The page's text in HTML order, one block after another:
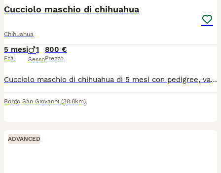
Cucciolo maschio di chihuahua
Chihuahua
5 mesi
Età
1
Sesso
800 €
Prezzo
Cucciolo maschio di chihuahua di 5 mesi con pedigree, vaccini , microchip. Provincia di Lodi. Disponibile da subito, visibili anche i genitori.
Borgo San Giovanni (38.8km)
ADVANCED